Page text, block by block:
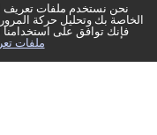
الرقم الضريبي: 301244989910003
نحن نستخدم ملفات تعريف
الخاصة بك وتحليل حركة
فإنك توافق على استخدامنا
ملفات